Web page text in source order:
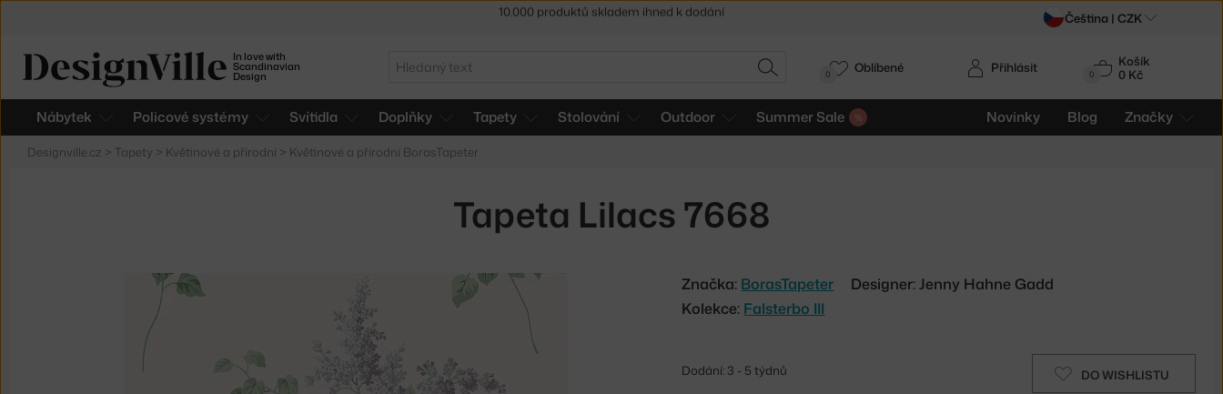
In love with
Scandinavian
Design
Hledat
HLEDAT 0
Košík
0 Kč
Nábytek Policové systémy Svítidla Doplňky Tapety Stolování Outdoor Summer Sale Novinky Blog Značky
Přihlásit
0 Oblíbené
Designville.cz > Tapety > Květinové a přírodní > Květinové a přírodní BorasTapeter
Tapeta Lilacs 7668
Značka: BorasTapeter
Designer: Jenny Hahne Gadd
Kolekce: Falsterbo III
DO WISHLISTU
Dodání: 3 - 5 týdnů
Sleva 5 % pro odběratele newsletteru Čeština | CZK